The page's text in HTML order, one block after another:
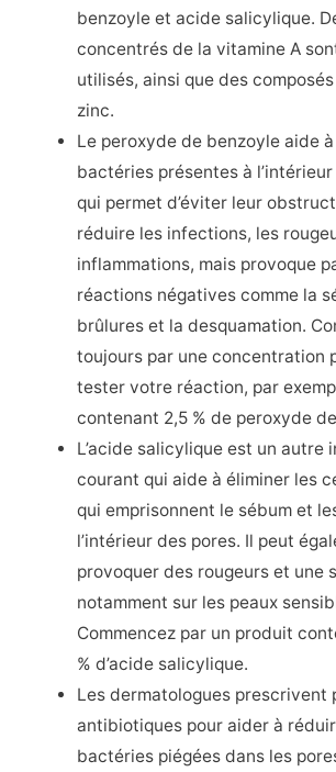
benzoyle et acide salicylique.
concentrés de la vitamine A
utilisés, ainsi que des
zinc.
Le peroxyde de benzoyle aide
bactéries présentes à
qui permet d’éviter leur
réduire les infections, les
inflammations, mais provoque
réactions négatives comme la
brûlures et la desquamation.
toujours par une concentration
tester votre réaction, par
contenant 2,5 % de peroxyde
L’acide salicylique est un
courant qui aide à éliminer les
qui emprisonnent le sébum et
l’intérieur des pores. Il peut
provoquer des rougeurs et une
notamment sur les peaux
Commencez par un produit
% d’acide salicylique.
Les dermatologues prescrivent
antibiotiques pour aider à
bactéries piégées dans les